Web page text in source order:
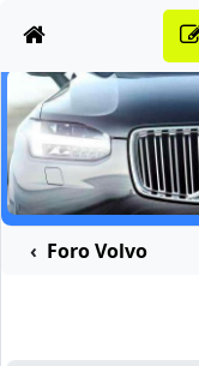
Foro Volvo